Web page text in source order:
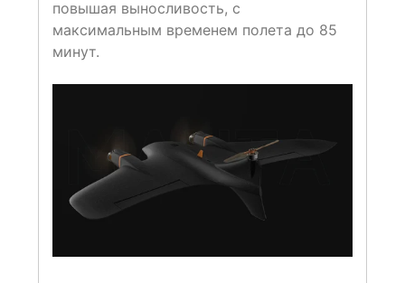
повышая выносливость, с
максимальным временем полета до 85
минут.